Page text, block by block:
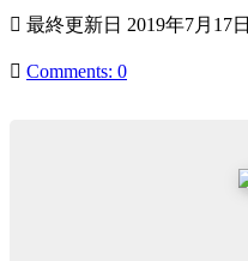
最終更新日 2019年7月17日
Comments: 0